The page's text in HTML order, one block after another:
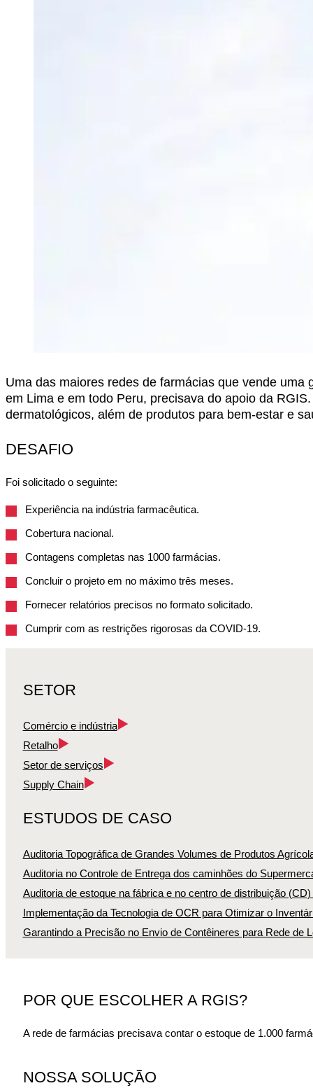
Uma das maiores redes de farmácias que vende
em Lima e em todo Peru, precisava do apoio da
dermatológicos, além de produtos para bem-estar e
DESAFIO
Foi solicitado o seguinte:
Experiência na indústria farmacêutica.
Cobertura nacional.
Contagens completas nas 1000 farmácias.
Concluir o projeto em no máximo três meses.
Fornecer relatórios precisos no formato solicitado.
Cumprir com as restrições rigorosas da COVID-19.
SETOR
Comércio e indústria
Retalho
Setor de serviços
Supply Chain
ESTUDOS DE CASO
Auditoria Topográfica de Grandes Volumes de Produtos
Auditoria no Controle de Entrega dos caminhões do
Auditoria de estoque na fábrica e no centro de distribuição
Implementação da Tecnologia de OCR para Otimizar o
Garantindo a Precisão no Envio de Contêineres para Rede de
POR QUE ESCOLHER A RGIS?
A rede de farmácias precisava contar o estoque de 1.000
NOSSA SOLUÇÃO